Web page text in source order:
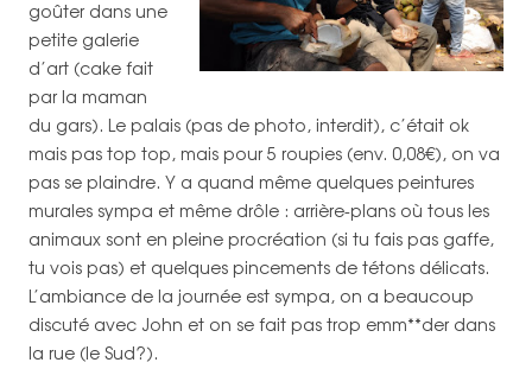
goûter dans une
petite galerie
d’art (cake fait
par la maman
du gars). Le palais (pas de photo, interdit), c’était ok
mais pas top top, mais pour 5 roupies (env. 0,08€), on va
pas se plaindre. Y a quand même quelques peintures
murales sympa et même drôle : arrière-plans où tous les
animaux sont en pleine procréation (si tu fais pas gaffe,
tu vois pas) et quelques pincements de tétons délicats.
L’ambiance de la journée est sympa, on a beaucoup
discuté avec John et on se fait pas trop emm**der dans
la rue (le Sud?).